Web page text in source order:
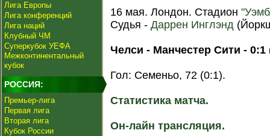
Лига Европы
Лига конференций
Лига наций
Клубный ЧМ
Суперкубок УЕФА
Межконтинентальный
кубок
РОССИЯ:
Премьер-лига
Первая лига
Вторая лига
Кубок России
16 мая. Лондон. Стадион
Судья -Даррен Инглэнд
Челси - Манчестер Сити - 0:1
Гол: Семеньо, 72 (0:1).
Статистика матча.
Он-лайн трансляция.